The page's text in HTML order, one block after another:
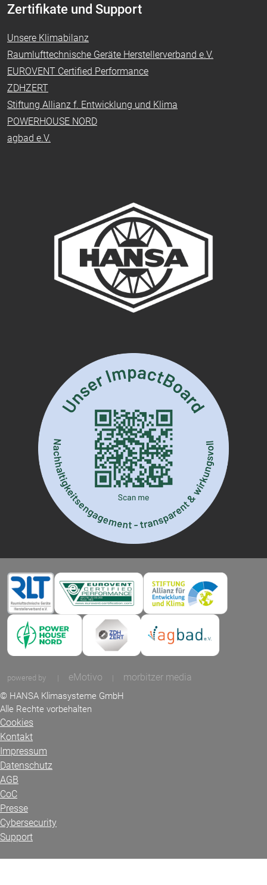
Zertifikate und Support
Unsere Klimabilanz
Raumlufttechnische Geräte Herstellerverband e.V.
EUROVENT Certified Performance
ZDHZERT
Stiftung Allianz f. Entwicklung und Klima
POWERHOUSE NORD
agbad e.V.
powered by | eMotivo | morbitzer media
© HANSA Klimasysteme GmbH
Alle Rechte vorbehalten
Cookies
Kontakt
Impressum
Datenschutz
AGB
CoC
Presse
Cybersecurity
Support